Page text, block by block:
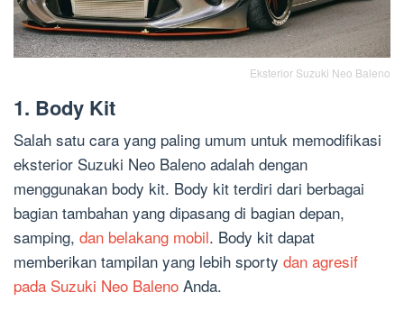
Eksterior Suzuki Neo Baleno
1. Body Kit
Salah satu cara yang paling umum untuk memodifikasi
eksterior Suzuki Neo Baleno adalah dengan
menggunakan body kit. Body kit terdiri dari berbagai
bagian tambahan yang dipasang di bagian depan,
samping, dan belakang mobil. Body kit dapat
memberikan tampilan yang lebih sporty dan agresif
pada Suzuki Neo Baleno Anda.